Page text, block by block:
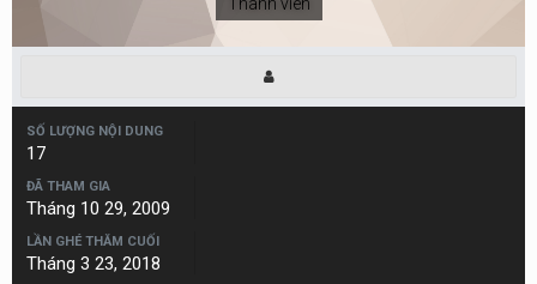
SỐ LƯỢNG NỘI DUNG
17
ĐÃ THAM GIA
Tháng 10 29, 2009
LẦN GHÉ THĂM CUỐI
Tháng 3 23, 2018